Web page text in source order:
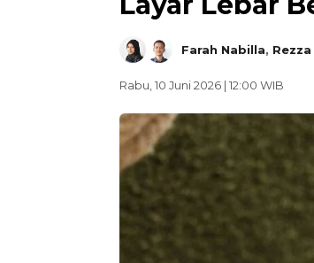
Farah Nabilla,
Rabu, 10 Juni 2026 | 12:00 WIB